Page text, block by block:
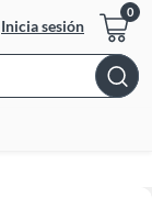
Inicia sesión